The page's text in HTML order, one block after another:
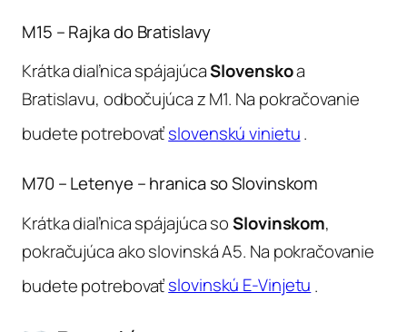
M15 – Rajka do Bratislavy
Krátka diaľnica spájajúcaSlovenskoa
Bratislavu, odbočujúca z M1. Na pokračovanie
budete potrebovaťslovenskú vinietu.
M70 – Letenye – hranica so Slovinskom
Krátka diaľnica spájajúca soSlovinskom,
pokračujúca ako slovinská A5. Na pokračovanie
budete potrebovaťslovinskú E-Vinjetu .